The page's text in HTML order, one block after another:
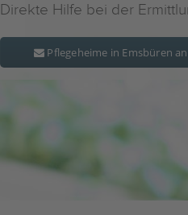
Direkte Hilfe bei der
Pflegeheime in Emsbüren